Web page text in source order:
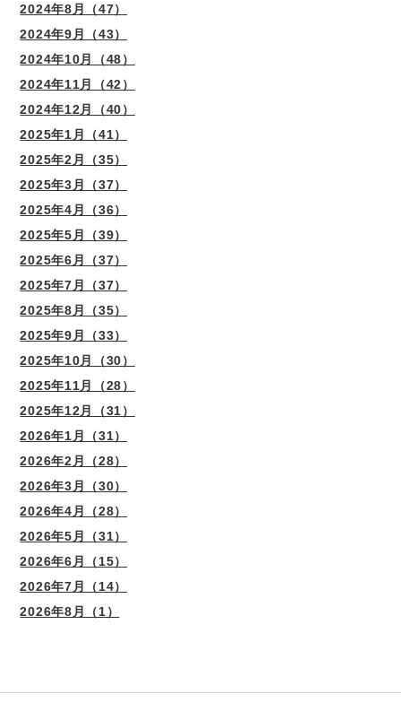
2024年8月（47）
2024年9月（43）
2024年10月（48）
2024年11月（42）
2024年12月（40）
2025年1月（41）
2025年2月（35）
2025年3月（37）
2025年4月（36）
2025年5月（39）
2025年6月（37）
2025年7月（37）
2025年8月（35）
2025年9月（33）
2025年10月（30）
2025年11月（28）
2025年12月（31）
2026年1月（31）
2026年2月（28）
2026年3月（30）
2026年4月（28）
2026年5月（31）
2026年6月（15）
2026年7月（14）
2026年8月（1）